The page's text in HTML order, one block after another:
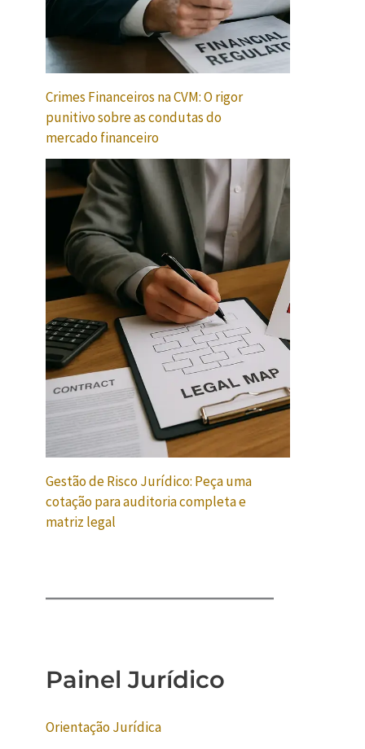
Crimes Financeiros na CVM: O rigor
punitivo sobre as condutas do
mercado financeiro
Gestão de Risco Jurídico: Peça uma
cotação para auditoria completa e
matriz legal
Painel Jurídico
Orientação Jurídica